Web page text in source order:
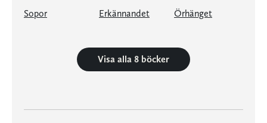
Sopor Erkännandet Örhänget
Visa alla 8 böcker